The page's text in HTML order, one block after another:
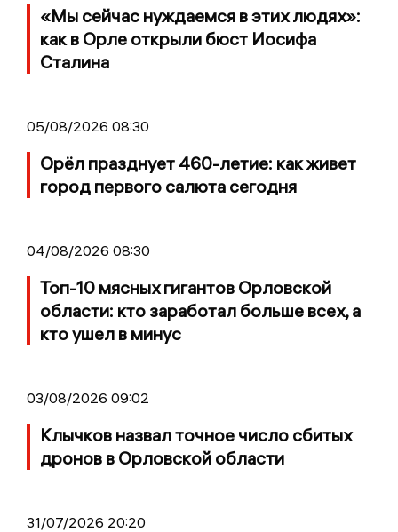
«Мы сейчас нуждаемся в этих людях»:
как в Орле открыли бюст Иосифа
Сталина
05/08/2026 08:30
Орёл празднует 460-летие: как живет
город первого салюта сегодня
04/08/2026 08:30
Топ-10 мясных гигантов Орловской
области: кто заработал больше всех, а
кто ушел в минус
03/08/2026 09:02
Клычков назвал точное число сбитых
дронов в Орловской области
31/07/2026 20:20